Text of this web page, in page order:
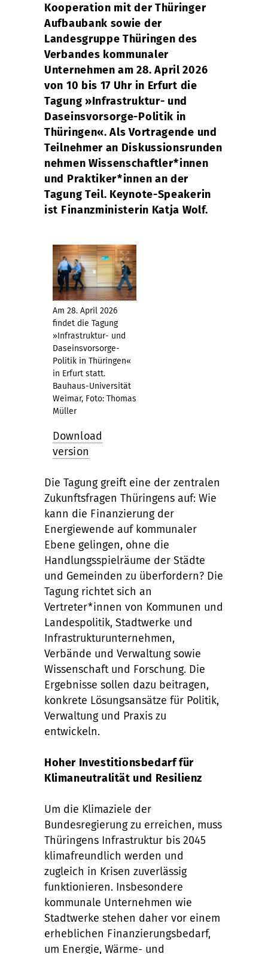
Am 28. April 2026
findet die Tagung
»Infrastruktur- und
Daseinsvorsorge-
Politik in Thüringen«
in Erfurt statt.
Bauhaus-Universität
Weimar, Foto: Thomas
Müller
Download
version
Kooperation mit der Thüringer
Aufbaubank sowie der
Landesgruppe Thüringen des
Verbandes kommunaler
Unternehmen am 28. April 2026
von 10 bis 17 Uhr in Erfurt die
Tagung »Infrastruktur- und
Daseinsvorsorge-Politik in
Thüringen«. Als Vortragende und
Teilnehmer an Diskussionsrunden
nehmen Wissenschaftler*innen
und Praktiker*innen an der
Tagung Teil. Keynote-Speakerin
ist Finanzministerin Katja Wolf.
Die Tagung greift eine der zentralen
Zukunftsfragen Thüringens auf: Wie
kann die Finanzierung der
Energiewende auf kommunaler
Ebene gelingen, ohne die
Handlungsspielräume der Städte
und Gemeinden zu überfordern? Die
Tagung richtet sich an
Vertreter*innen von Kommunen und
Landespolitik, Stadtwerke und
Infrastrukturunternehmen,
Verbände und Verwaltung sowie
Wissenschaft und Forschung. Die
Ergebnisse sollen dazu beitragen,
konkrete Lösungsansätze für Politik,
Verwaltung und Praxis zu
entwickeln.
Hoher Investitionsbedarf für
Klimaneutralität und Resilienz
Um die Klimaziele der
Bundesregierung zu erreichen, muss
Thüringens Infrastruktur bis 2045
klimafreundlich werden und
zugleich in Krisen zuverlässig
funktionieren. Insbesondere
kommunale Unternehmen wie
Stadtwerke stehen daher vor einem
erheblichen Finanzierungsbedarf,
um Energie, Wärme- und